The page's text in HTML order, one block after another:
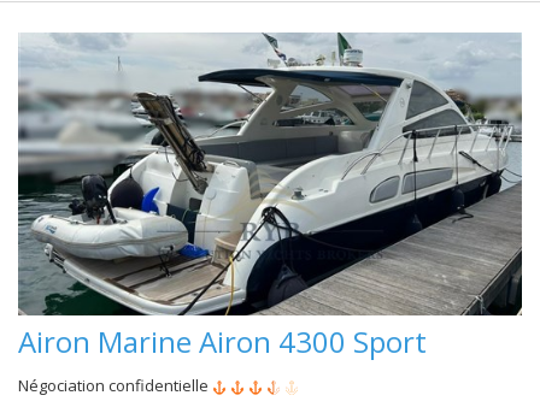
Airon Marine Airon 4300 Sport
Négociation confidentielle